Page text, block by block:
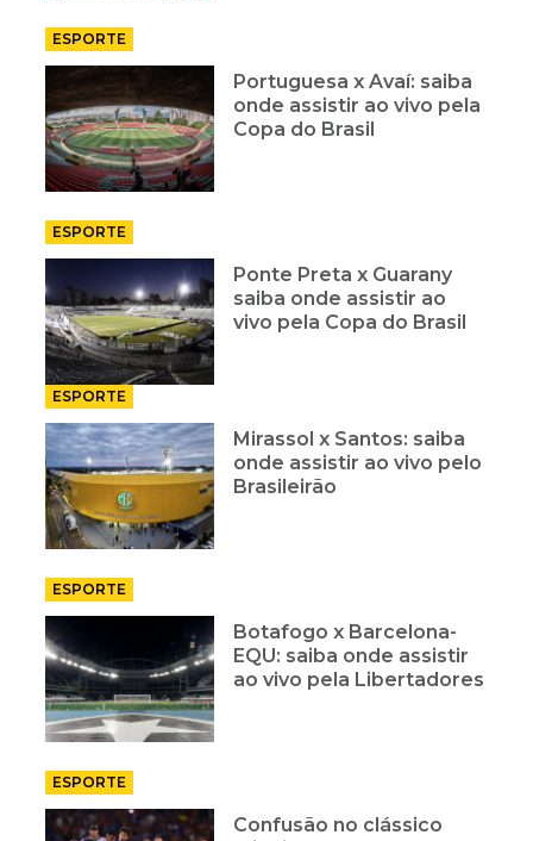
ESPORTE
Portuguesa x Avaí: saiba
onde assistir ao vivo pela
Copa do Brasil
ESPORTE
Ponte Preta x Guarany
saiba onde assistir ao
vivo pela Copa do Brasil
ESPORTE
Mirassol x Santos: saiba
onde assistir ao vivo pelo
Brasileirão
ESPORTE
Botafogo x Barcelona-
EQU: saiba onde assistir
ao vivo pela Libertadores
ESPORTE
Confusão no clássico